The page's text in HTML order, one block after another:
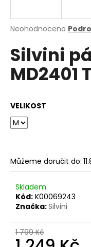
Průměrné
produktu
je
0,0
Neohodnoceno
Silvini
MD2401
VELIKOST
Můžeme doručit do:
Skladem
Kód: K00069243
Značka:Silvini
1 799 Kč
j
t
?
D
o
p
o
u
č
u